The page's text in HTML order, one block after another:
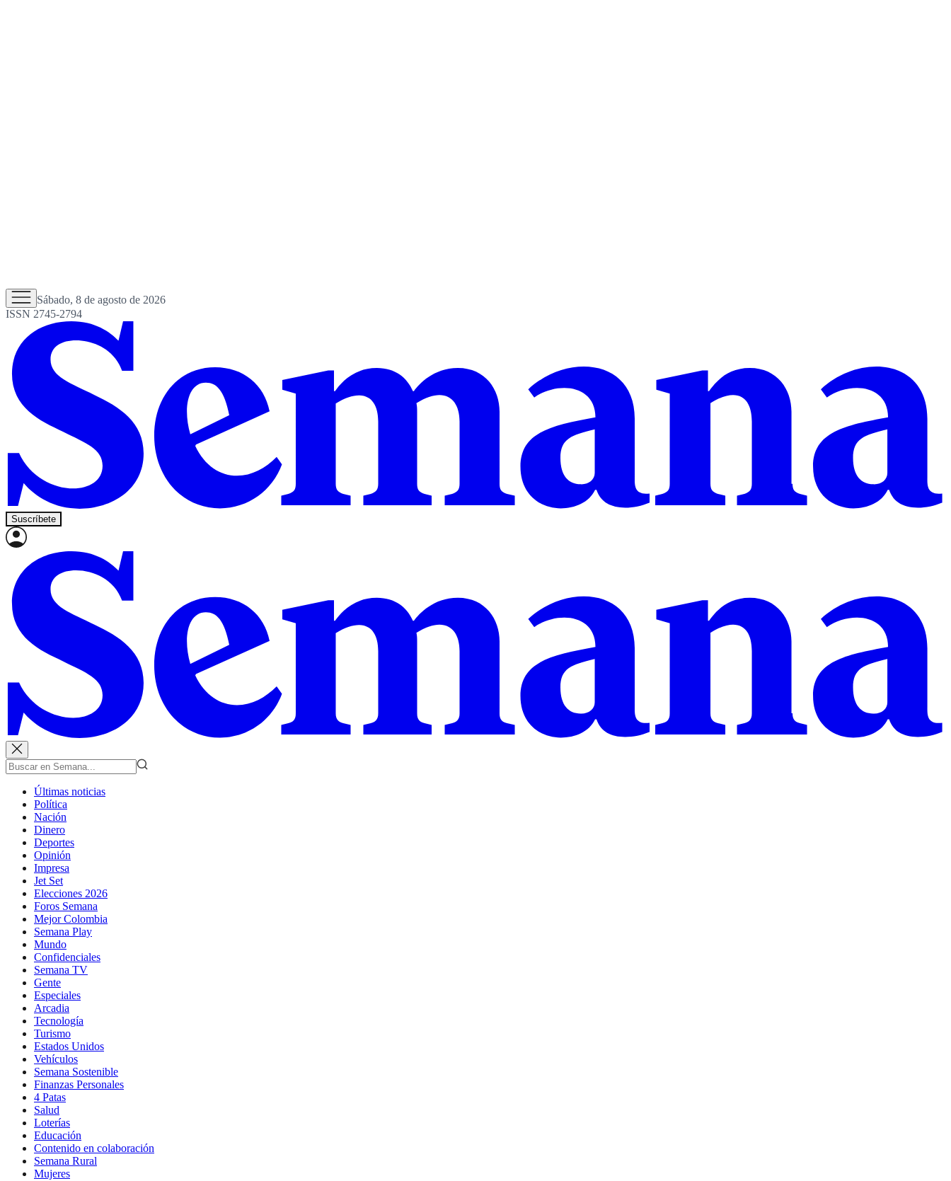
Sábado, 8 de agosto de 2026
ISSN 2745-2794
Suscríbete
Últimas noticias
Política
Nación
Dinero
Deportes
Opinión
Impresa
Jet Set
Elecciones 2026
Foros Semana
Mejor Colombia
Semana Play
Mundo
Confidenciales
Semana TV
Gente
Especiales
Arcadia
Tecnología
Turismo
Estados Unidos
Vehículos
Semana Sostenible
Finanzas Personales
4 Patas
Salud
Loterías
Educación
Contenido en colaboración
Semana Rural
Mujeres